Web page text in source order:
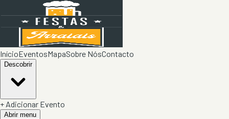
InícioEventosMapaSobre NósContacto
Descobrir
+ Adicionar Evento
Abrir menu